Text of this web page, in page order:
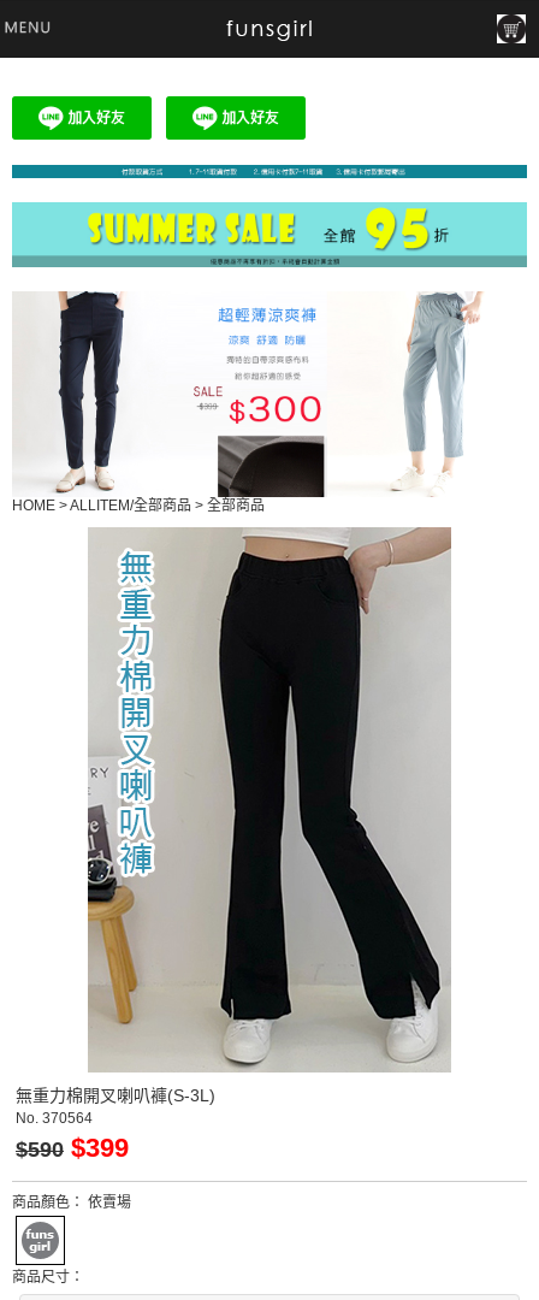
HOME >ALLITEM/全部商品 > 全部商品
無重力棉開叉喇叭褲(S-3L)
No. 370564
$590 $399
商品顏色： 依賣場
商品尺寸：